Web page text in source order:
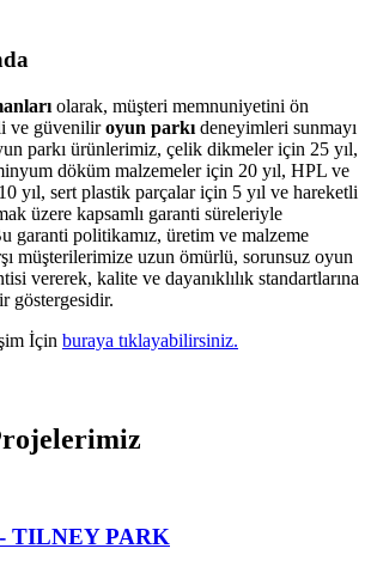
olarak, müşteri memnuniyetini ön
ve güveniliroyun parkı deneyimleri sunmayı
parkı ürünlerimiz, çelik dikmeler için 25 yıl,
döküm malzemeler için 20 yıl, HPL ve
yıl, sert plastik parçalar için 5 yıl ve hareketli
üzere kapsamlı garanti süreleriyle
garanti politikamız, üretim ve malzeme
müşterilerimize uzun ömürlü, sorunsuz oyun
vererek, kalite ve dayanıklılık standartlarına
göstergesidir.
İçin buraya tıklayabilirsiniz.
TILNEY PARK